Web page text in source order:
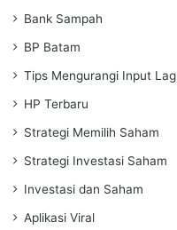
Bank Sampah
BP Batam
Tips Mengurangi Input Lag
HP Terbaru
Strategi Memilih Saham
Strategi Investasi Saham
Investasi dan Saham
Aplikasi Viral